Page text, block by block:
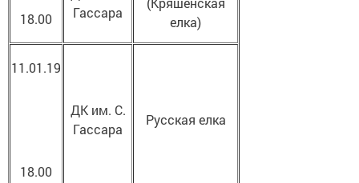
18.00
Гассара
елка)
11.01.19
18.00
ДК им. С.
Гассара
Русская елка